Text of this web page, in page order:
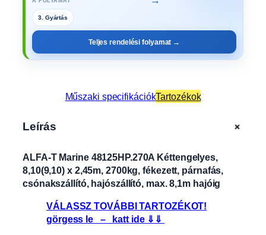
4. Műszaki vizsga
Teljes rendelési folyamat →
Műszaki specifikációkTartozékok
Leírás +
ALFA-T Marine 48125HP.270A Kéttengelyes,
8,10(9,10) x 2,45m, 2700kg, fékezett, párnafás,
csónakszállító, hajószállító, max. 8,1m hajóig
VÁLASSZ TOVÁBBI TARTOZÉKOT!
görgess le – katt ide ⇓⇓